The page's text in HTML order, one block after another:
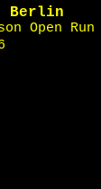
Berlin
Open Run